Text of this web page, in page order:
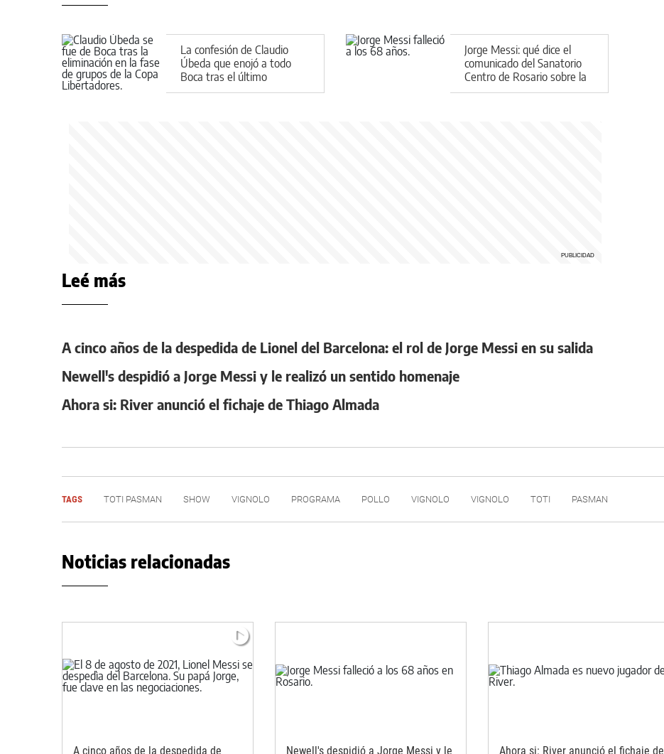
La confesión de Claudio
Úbeda que enojó a todo
Boca tras el último
Superclásico
Jorge Messi: qué dice el
comunicado del Sanatorio
Centro de Rosario sobre la
causa de su muerte
Leé más
A cinco años de la despedida de Lionel del Barcelona: el rol de Jorge Messi en su salida
Newell's despidió a Jorge Messi y le realizó un sentido homenaje
Ahora si: River anunció el fichaje de Thiago Almada
TAGS TOTI PASMAN SHOW VIGNOLO PROGRAMA POLLO VIGNOLO VIGNOLO TOTI PASMAN
Noticias relacionadas
A cinco años de la despedida de Newell's despidió a Jorge Messi y le Ahora si: River anunció el fichaje de